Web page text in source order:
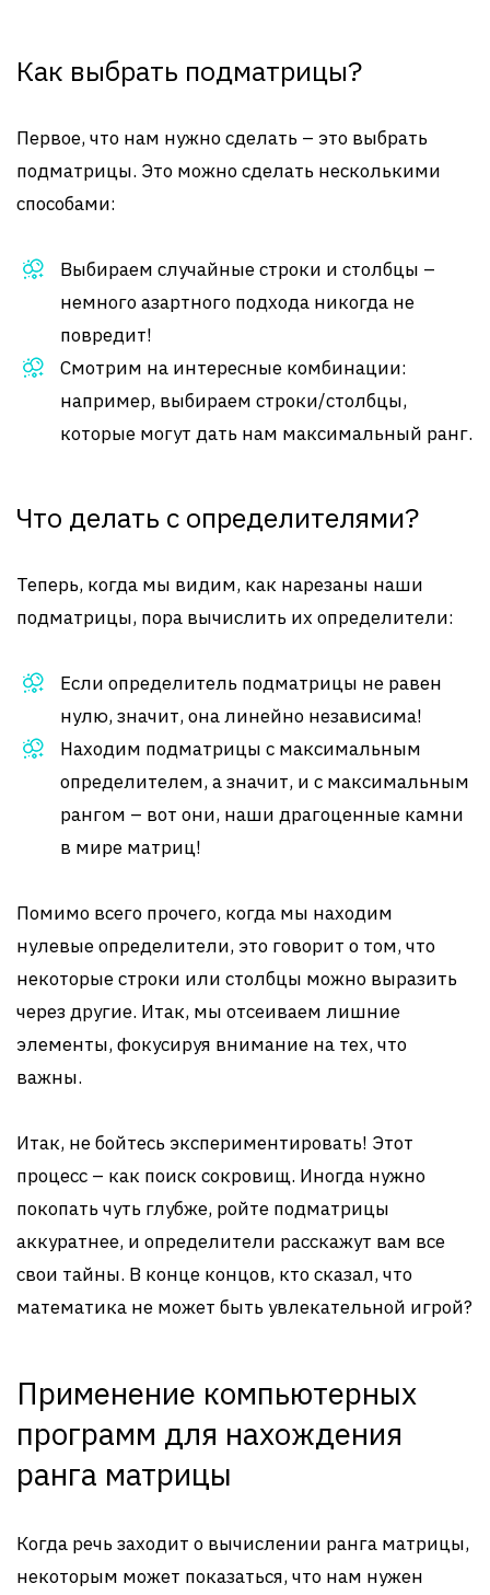
Как выбрать подматрицы?
Первое, что нам нужно сделать – это выбрать
подматрицы. Это можно сделать несколькими
способами:
Выбираем случайные строки и столбцы –
немного азартного подхода никогда не
повредит!
Смотрим на интересные комбинации:
например, выбираем строки/столбцы,
которые могут дать нам максимальный ранг.
Что делать с определителями?
Теперь, когда мы видим, как нарезаны наши
подматрицы, пора вычислить их определители:
Если определитель подматрицы не равен
нулю, значит, она линейно независима!
Находим подматрицы с максимальным
определителем, а значит, и с максимальным
рангом – вот они, наши драгоценные камни
в мире матриц!
Помимо всего прочего, когда мы находим
нулевые определители, это говорит о том, что
некоторые строки или столбцы можно выразить
через другие. Итак, мы отсеиваем лишние
элементы, фокусируя внимание на тех, что
важны.
Итак, не бойтесь экспериментировать! Этот
процесс – как поиск сокровищ. Иногда нужно
покопать чуть глубже, ройте подматрицы
аккуратнее, и определители расскажут вам все
свои тайны. В конце концов, кто сказал, что
математика не может быть увлекательной игрой?
Применение компьютерных
программ для нахождения
ранга матрицы
Когда речь заходит о вычислении ранга матрицы,
некоторым может показаться, что нам нужен